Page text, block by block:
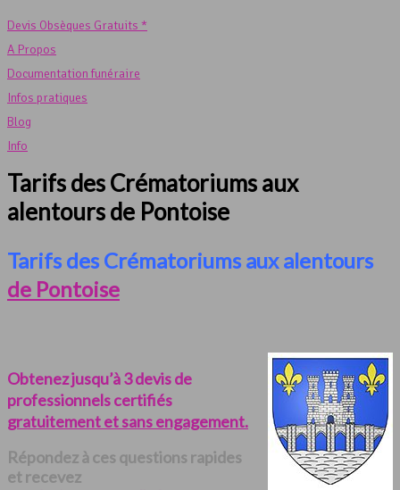
Devis Obsèques Gratuits *
A Propos
Documentation funéraire
Infos pratiques
Blog
Info
Tarifs des Crématoriums aux
alentours de Pontoise
Tarifs des Crématoriums aux alentours
de Pontoise
Obtenez jusqu’à 3 devis de
professionnels certifiés
gratuitement et sans engagement.
Répondez à ces questions rapides
et recevez